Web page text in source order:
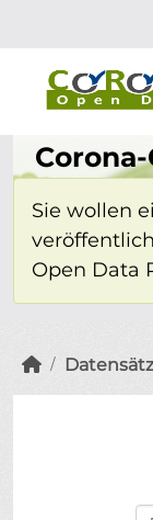
Sie wollen
Open Data